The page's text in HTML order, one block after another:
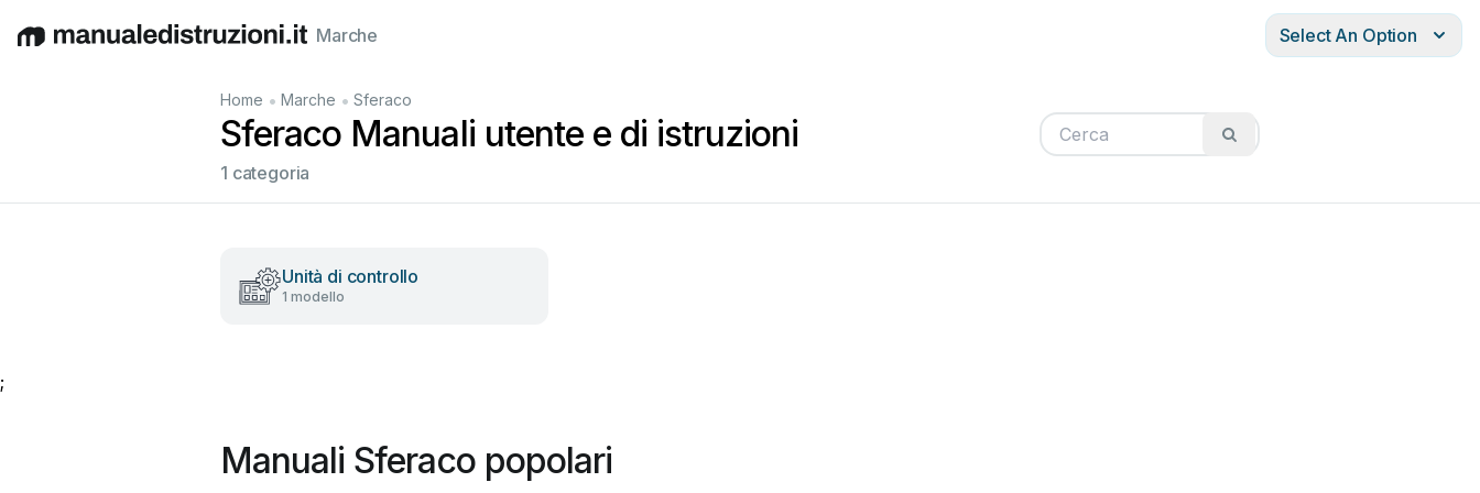
EnglishDeutschEspañol Italiano Français
Marche Select An Option
Home • Marche • Sferaco
Sferaco Manuali utente e di istruzioni
1 categoria
Unità di controllo
1 modello
;
Manuali Sferaco popolari